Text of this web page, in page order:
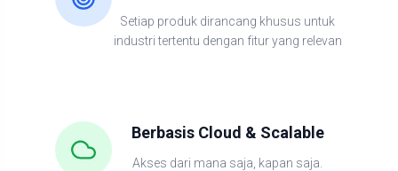
Setiap produk dirancang khusus untuk
industri tertentu dengan fitur yang relevan
Berbasis Cloud & Scalable
Akses dari mana saja, kapan saja.